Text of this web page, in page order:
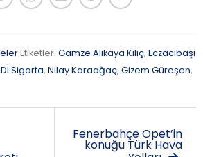
Etiketler: Gamze Alikaya Kılıç, Eczacıbaşı
Sigorta, Nilay Karaağaç, Gizem Güreşen,
Fenerbahçe Opet’in
konuğu Türk Hava